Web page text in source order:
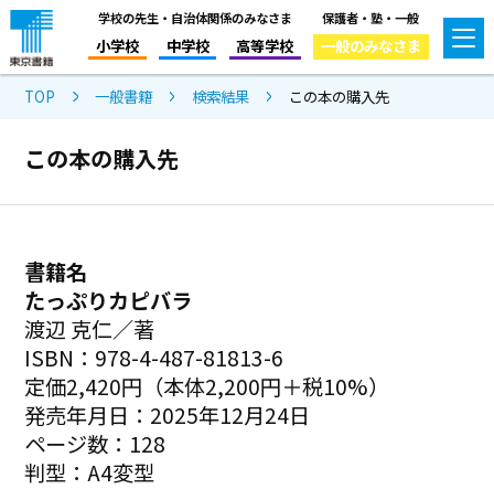
学校の先生・自治体関係のみなさま
小学校 中学校 高等学校
保護者・塾・一般
一般のみなさま
TOP 一般書籍 検索結果 この本の購入先
この本の購入先
書籍名
たっぷりカピバラ
渡辺 克仁／著
ISBN：978-4-487-81813-6
定価2,420円（本体2,200円＋税10%）
発売年月日：2025年12月24日
ページ数：128
判型：A4変型